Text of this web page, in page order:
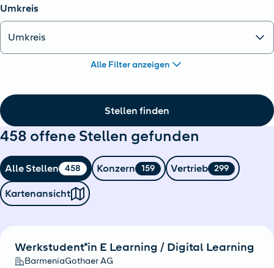
Umkreis
Alle Filter anzeigen
Stellen finden
458 offene Stellen gefunden
Alle Stellen 458 Konzern 159 Vertrieb 299
Kartenansicht
Werkstudent*in E Learning / Digital Learning
BarmeniaGothaer AG